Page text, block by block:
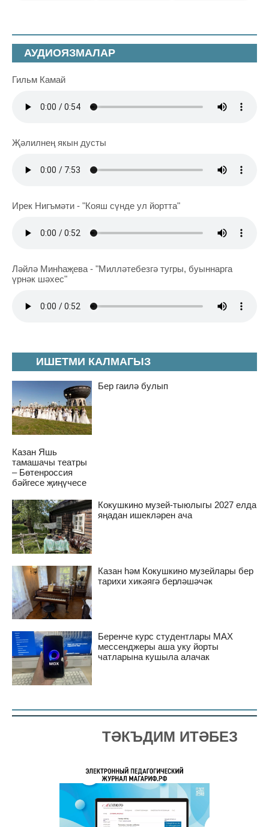
ИШЕТМИ КАЛМАГЫЗ
Бер гаилә булып
Казан Яшь
тамашачы театры
– Бөтенроссия
бәйгесе җиңүчесе
Кокушкино музей-тыюлыгы 2027 елда
яңадан ишекләрен ача
Казан һәм Кокушкино музейлары бер
тарихи хикәягә берләшәчәк
Беренче курс студентлары MAX
мессенджеры аша уку йорты
чатларына кушыла алачак
АУДИОЯЗМАЛАР
Гильм Камай
Җәлилнең якын дусты
Ирек Нигъмәти - "Кояш сүнде ул йортта"
Ләйлә Минһаҗева - "Милләтебезгә тугры, буыннарга
үрнәк шәхес"
ТӘКЪДИМ ИТӘБЕЗ